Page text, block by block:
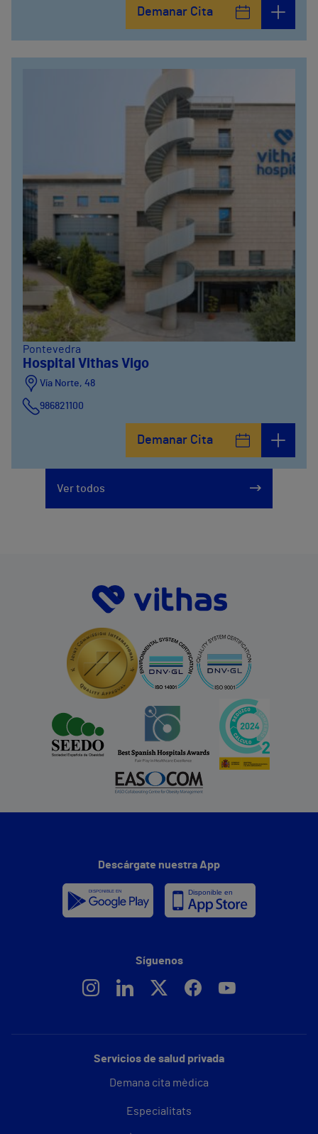
Demanar Cita
Pontevedra
Hospital Vithas Vigo
Vía Norte, 48
986821100
Demanar Cita
Ver todos
Servicios de salud privada
Demana cita mèdica
Especialitats
Descárgate nuestra App
Síguenos